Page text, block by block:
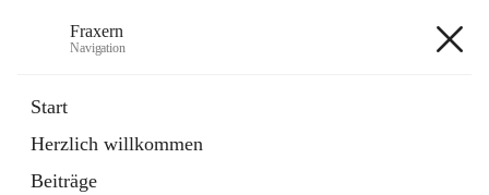
Fraxern
Navigation
Start
Herzlich willkommen
Beiträge
Ordner
in